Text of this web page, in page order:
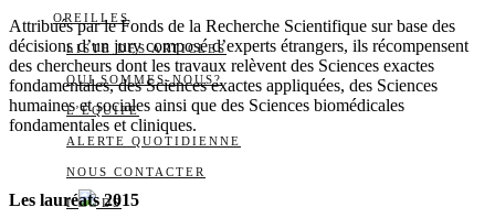
OREILLES
LISTE DES ARTICLES
QUI SOMMES-NOUS?
L’ÉQUIPE
ALERTE QUOTIDIENNE
NOUS CONTACTER
I DS
Attribués par le Fonds de la Recherche Scientifique sur base des
décisions d’un jury composé d’experts étrangers, ils récompensent
des chercheurs dont les travaux relèvent des Sciences exactes
fondamentales, des Sciences exactes appliquées, des Sciences
humaines et sociales ainsi que des Sciences biomédicales
fondamentales et cliniques.
Les lauréats 2015